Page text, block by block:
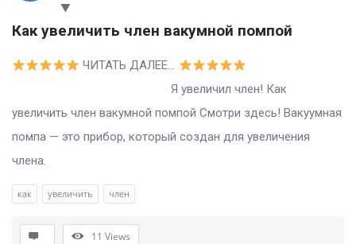
Как увеличить член вакумной помпой
ЧИТАТЬ ДАЛЕЕ…
Я увеличил член! Как
увеличить член вакумной помпой Смотри здесь! Вакуумная
помпа — это прибор, который создан для увеличения
члена.
как увеличить член
11 Views